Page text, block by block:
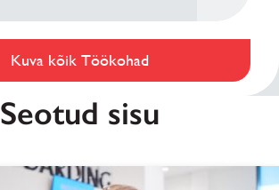
Kuva kõik Töökohad
Seotud sisu